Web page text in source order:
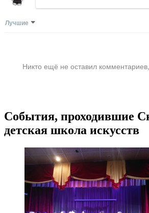
Лучшие
Никто ещё не оставил
События, проходившие
детская школа искусств